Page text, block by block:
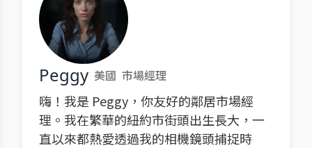
Peggy 美國 市場經理
嗨！我是 Peggy，你友好的鄰居市場經
理。我在繁華的紐約市街頭出生長大，一
直以來都熱愛透過我的相機鏡頭捕捉時